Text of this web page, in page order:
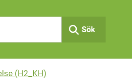
Sök
(H2_KH)